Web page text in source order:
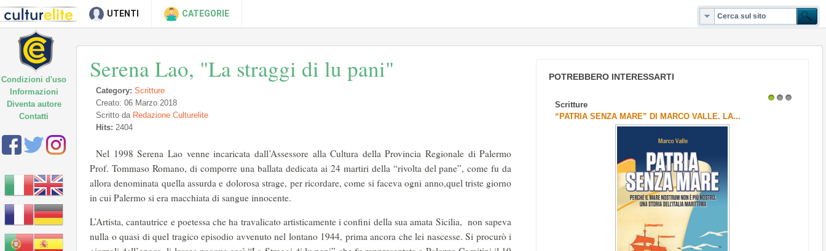
UTENTI CATEGORIE
Serena Lao, "La straggi di lu pani"
Category: Scritture
Creato: 06 Marzo 2018
Scritto da Redazione Culturelite
Hits: 2404
Nel 1998 Serena Lao venne incaricata dall’Assessore alla Cultura della Provincia Regionale di Palermo
Prof. Tommaso Romano, di comporre una ballata dedicata ai 24 martiri della “rivolta del pane”, come fu da
allora denominata quella assurda e dolorosa strage, per ricordare, come si faceva ogni anno,quel triste giorno
in cui Palermo si era macchiata di sangue innocente.
L’Artista, cantautrice e poetessa che ha travalicato artisticamente i confini della sua amata Sicilia, non sapeva
nulla o quasi di quel tragico episodio avvenuto nel lontano 1944, prima ancora che lei nascesse. Si procurò i
POTREBBERO INTERESSARTI
Scritture
“PATRIA SENZA MARE” DI MARCO VALLE. LA...
Condizioni d'uso
Informazioni
Diventa autore
Contatti